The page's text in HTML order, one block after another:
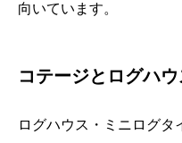
向いています。
コテージとログハ
ログハウス・ミニログ